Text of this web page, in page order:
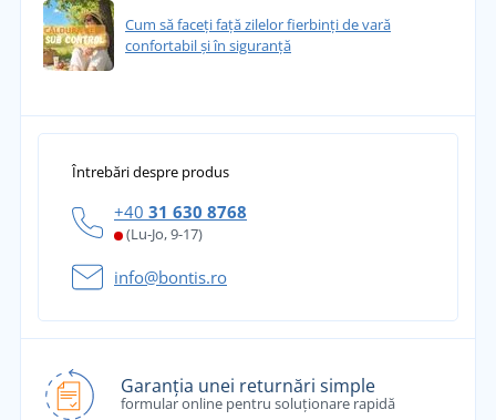
Cum să faceți față zilelor fierbinți de vară
confortabil și în siguranță
Întrebări despre produs
+40 31 630 8768
(Lu-Jo, 9-17)
info@bontis.ro
Garanția unei returnări simple
formular online pentru soluționare rapidă